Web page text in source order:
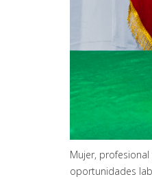
Mujer,
oportunidades